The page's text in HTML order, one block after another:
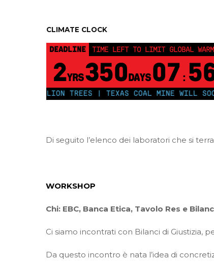
CLIMATE CLOCK
DEADLINE TIME LEFT TO LIMIT GLOBAL
2YRS350DAYS 07 :
MILLION TREES | TEXAS COAL MINE WILL SOON
Di seguito l’elenco dei laboratori che si
WORKSHOP
Chi: EBC, Banca Etica, Tavolo Res e
Ci siamo incontrati con Bilanci di
Da questo incontro è nata l’idea di